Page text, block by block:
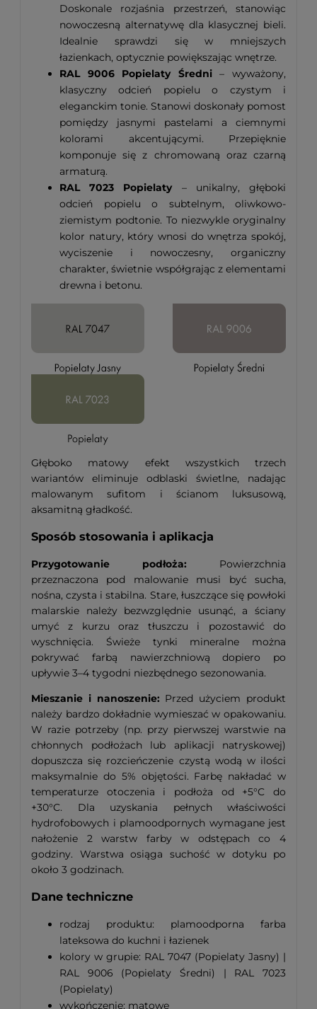
Doskonale rozjaśnia przestrzeń, stanowiąc
nowoczesną alternatywę dla klasycznej bieli.
Idealnie sprawdzi się w mniejszych
łazienkach, optycznie powiększając wnętrze.
RAL 9006 Popielaty Średni– wyważony,
klasyczny odcień popielu o czystym i
eleganckim tonie. Stanowi doskonały pomost
pomiędzy jasnymi pastelami a ciemnymi
kolorami akcentującymi. Przepięknie
komponuje się z chromowaną oraz czarną
armaturą.
RAL 7023 Popielaty– unikalny, głęboki
odcień popielu o subtelnym, oliwkowo-
ziemistym podtonie. To niezwykle oryginalny
kolor natury, który wnosi do wnętrza spokój,
wyciszenie i nowoczesny, organiczny
charakter, świetnie współgrając z elementami
drewna i betonu.
Głęboko matowy efekt wszystkich trzech
wariantów eliminuje odblaski świetlne, nadając
malowanym sufitom i ścianom luksusową,
aksamitną gładkość.
Sposób stosowania i aplikacja
Przygotowanie podłoża: Powierzchnia
przeznaczona pod malowanie musi być sucha,
nośna, czysta i stabilna. Stare, łuszczące się powłoki
malarskie należy bezwzględnie usunąć, a ściany
umyć z kurzu oraz tłuszczu i pozostawić do
wyschnięcia. Świeże tynki mineralne można
pokrywać farbą nawierzchniową dopiero po
upływie 3–4 tygodni niezbędnego sezonowania.
Mieszanie i nanoszenie: Przed użyciem produkt
należy bardzo dokładnie wymieszać w opakowaniu.
W razie potrzeby (np. przy pierwszej warstwie na
chłonnych podłożach lub aplikacji natryskowej)
dopuszcza się rozcieńczenie czystą wodą w ilości
maksymalnie do 5% objętości. Farbę nakładać w
temperaturze otoczenia i podłoża od +5°C do
+30°C. Dla uzyskania pełnych właściwości
hydrofobowych i plamoodpornych wymagane jest
nałożenie 2 warstw farby w odstępach co 4
godziny. Warstwa osiąga suchość w dotyku po
około 3 godzinach.
Dane techniczne
rodzaj produktu: plamoodporna farba
lateksowa do kuchni i łazienek
kolory w grupie: RAL 7047 (Popielaty Jasny) |
RAL 9006 (Popielaty Średni) | RAL 7023
(Popielaty)
wykończenie: matowe